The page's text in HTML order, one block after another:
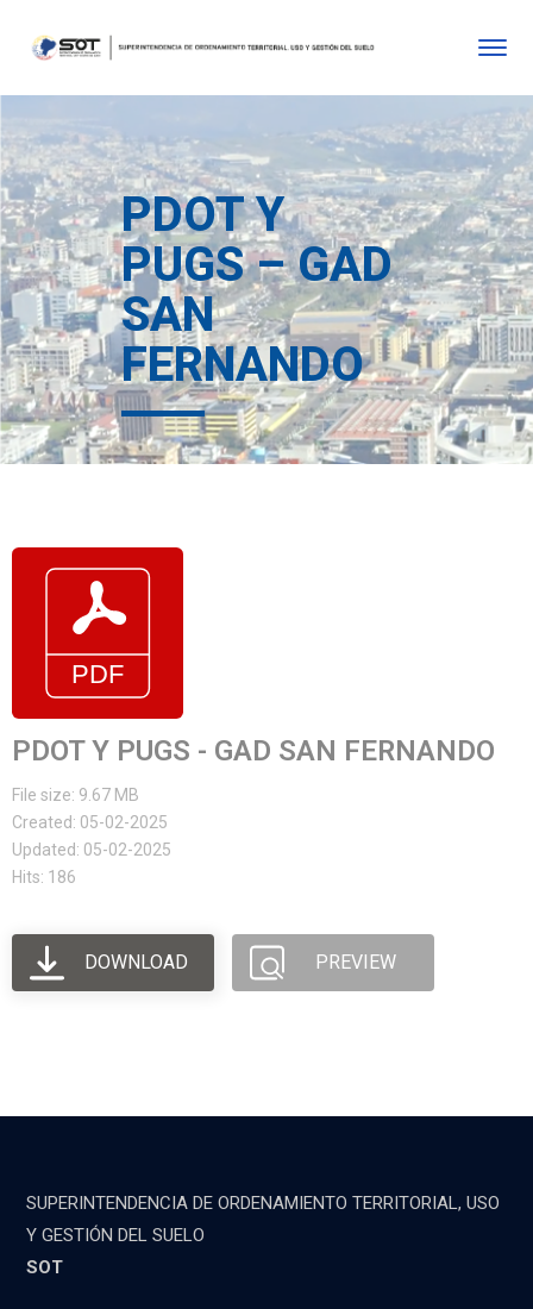
PDOT Y
PUGS – GAD
SAN
FERNANDO
PDOT Y PUGS - GAD SAN FERNANDO
File size: 9.67 MB
Created: 05-02-2025
Updated: 05-02-2025
Hits: 186
DOWNLOAD PREVIEW
SUPERINTENDENCIA DE ORDENAMIENTO TERRITORIAL, USO
Y GESTIÓN DEL SUELO
SOT